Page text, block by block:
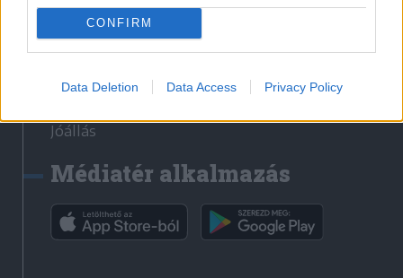
CONFIRM
Data Deletion Data Access Privacy Policy
Bihari Napló
Erdélyi Napló
Főtér
Nőileg
Jóállás
Médiatér alkalmazás